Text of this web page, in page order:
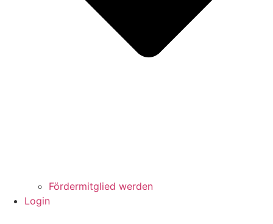
Fördermitglied werden
Login